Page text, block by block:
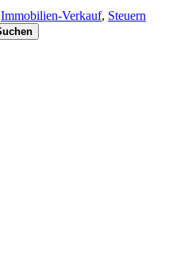
Immobilien-Verkauf, Steuern